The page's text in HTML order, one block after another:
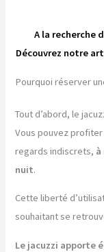
A la recherche
Découvrez notre
Pourquoi réserver
Tout d’abord, le
Vous pouvez
regards indiscrets, à
nuit.
Cette liberté
souhaitant se
Le jacuzzi apporte